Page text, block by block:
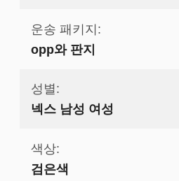
운송 패키지:
opp와 판지
성별:
넥스 남성 여성
색상:
검은색